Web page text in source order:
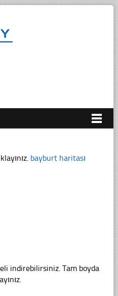
bayburt haritası
indirebilirsiniz. Tam boyda